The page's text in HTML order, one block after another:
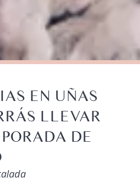
EN UÑAS
LLEVAR
DE